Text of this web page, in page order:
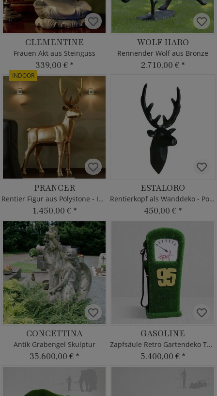
CLEMENTINE
Frauen Akt aus Steinguss
339,00 € *
WOLF HARO
Rennender Wolf aus Bronze
2.710,00 € *
INDOOR
PRANCER
Rentier Figur aus Polystone - Indoor
1.450,00 € *
ESTALORO
Rentierkopf als Wanddeko - Polystone
450,00 € *
CONCETTINA
Antik Grabengel Skulptur
35.600,00 € *
GASOLINE
Zapfsäule Retro Gartendeko Topiary
5.400,00 € *